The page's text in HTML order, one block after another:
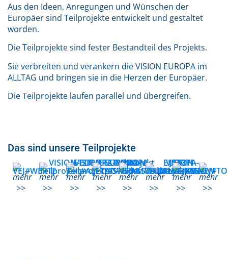
Aus den Ideen, Anregungen und Wünschen der
Europäer sind Teilprojekte entwickelt und gestaltet
worden.
Die Teilprojekte sind fester Bestandteil des Projekts.
Sie verbreiten und verankern die VISION EUROPA im
ALLTAG und bringen sie in die Herzen der Europäer.
Die Teilprojekte laufen parallel und übergreifen.
Das sind unsere Teilprojekte
mehr
>>
mehr
>>
mehr
>>
mehr
>>
mehr
>>
mehr
>>
mehr
>>
mehr
>>